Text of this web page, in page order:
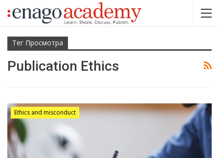
Тег Просмотра
Publication Ethics
Ethics and misconduct